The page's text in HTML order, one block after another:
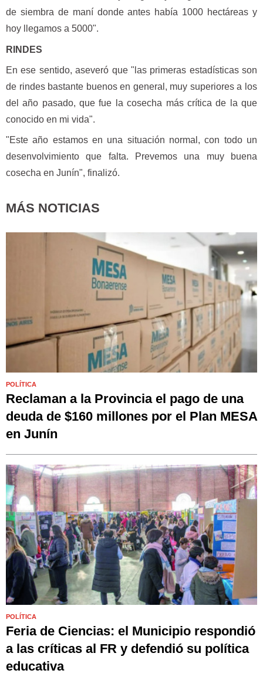
de siembra de maní donde antes había 1000 hectáreas y
hoy llegamos a 5000".
RINDES
En ese sentido, aseveró que "las primeras estadísticas son
de rindes bastante buenos en general, muy superiores a los
del año pasado, que fue la cosecha más crítica de la que
conocido en mi vida".
"Este año estamos en una situación normal, con todo un
desenvolvimiento que falta. Prevemos una muy buena
cosecha en Junín", finalizó.
MÁS NOTICIAS
POLÍTICA
Reclaman a la Provincia el pago de una
deuda de $160 millones por el Plan MESA
en Junín
POLÍTICA
Feria de Ciencias: el Municipio respondió
a las críticas al FR y defendió su política
educativa